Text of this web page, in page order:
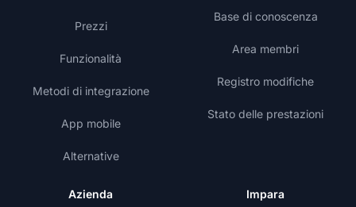
Prezzi
Funzionalità
Metodi di integrazione
App mobile
Alternative
Base di conoscenza
Area membri
Registro modifiche
Stato delle prestazioni
Azienda Impara